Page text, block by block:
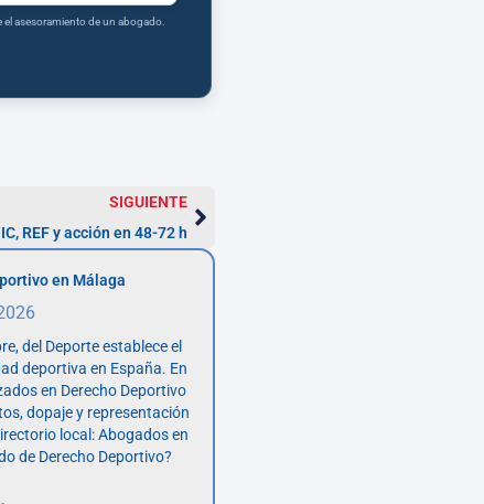
asesoramiento de un abogado.
SIGUIENTE
REF y acción en 48-72 h
en Málaga
del Deporte establece el
deportiva en España. En
en Derecho Deportivo
dopaje y representación
local: Abogados en
de Derecho Deportivo?